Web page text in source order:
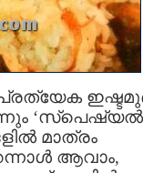
മാത്രം
ആവാം,